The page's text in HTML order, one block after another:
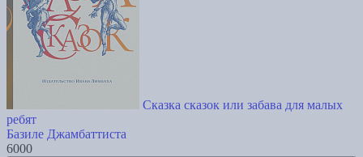
Сказка сказок или забава для малых
ребят
Базиле Джамбаттиста
6000